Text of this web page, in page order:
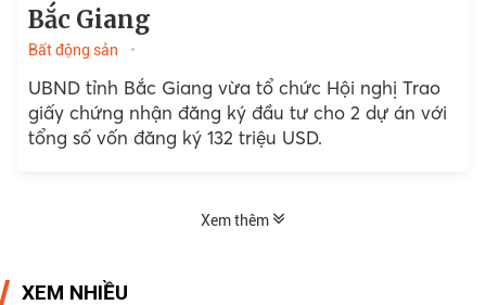
Bắc Giang
Bất động sản
UBND tỉnh Bắc Giang vừa tổ chức Hội nghị Trao
giấy chứng nhận đăng ký đầu tư cho 2 dự án với
tổng số vốn đăng ký 132 triệu USD.
Xem thêm
XEM NHIỀU